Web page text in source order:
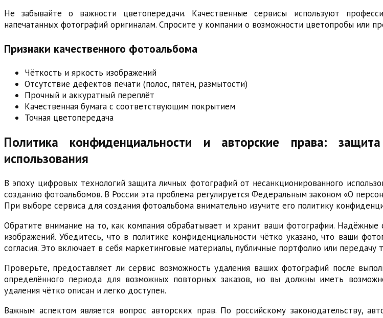
Не забывайте о важности цветопередачи. Качественные сервисы используют
напечатанных фотографий оригиналам. Спросите у компании о возможности цветопробы или
Признаки качественного фотоальбома
Чёткость и яркость изображений
Отсутствие дефектов печати (полос, пятен, размытости)
Прочный и аккуратный переплёт
Качественная бумага с соответствующим покрытием
Точная цветопередача
Политика конфиденциальности и авторские права:
использования
В эпоху цифровых технологий защита личных фотографий от несанкционированного
созданию фотоальбомов. В России эта проблема регулируется Федеральным законом «О
При выборе сервиса для создания фотоальбома внимательно изучите его политику
Обратите внимание на то, как компания обрабатывает и хранит ваши фотографии.
изображений. Убедитесь, что в политике конфиденциальности чётко указано, что ваши
согласия. Это включает в себя маркетинговые материалы, публичные портфолио или передачу
Проверьте, предоставляет ли сервис возможность удаления ваших фотографий после
определённого периода для возможных повторных заказов, но вы должны иметь
удаления чётко описан и легко доступен.
Важным аспектом является вопрос авторских прав. По российскому законодательству,